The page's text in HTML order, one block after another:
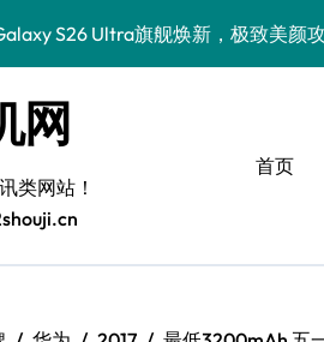
S26 Ultra旗舰焕新，极致美颜
我GT8 Pro：极简高效，智启新生活
简美学，徕卡影像——Xiaomi 17
加Turbo 6V：极简生活性能之选
简美学新典范：三星Galaxy S26优雅
网
类网站！
首页